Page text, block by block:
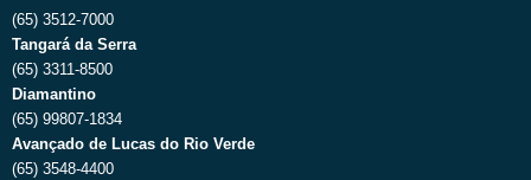
(65) 3512-7000
Tangará da Serra
(65) 3311-8500
Diamantino
(65) 99807-1834
Avançado de Lucas do Rio Verde
(65) 3548-4400